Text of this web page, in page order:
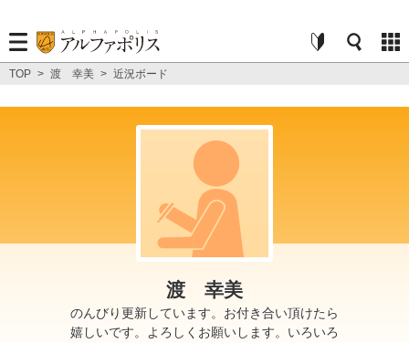
TOP > 渡 幸美 > 近況ボード
渡 幸美
のんびり更新しています。お付き合い頂けたら
嬉しいです。よろしくお願いします。いろいろ